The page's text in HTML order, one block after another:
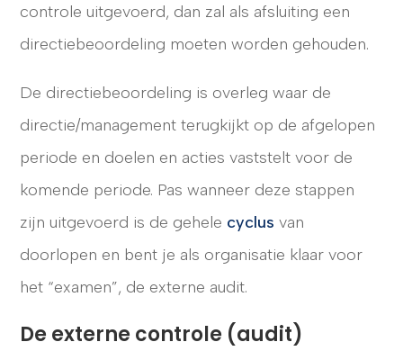
controle uitgevoerd, dan zal als afsluiting een
directiebeoordeling moeten worden gehouden.
De directiebeoordeling is overleg waar de
directie/management terugkijkt op de afgelopen
periode en doelen en acties vaststelt voor de
komende periode. Pas wanneer deze stappen
zijn uitgevoerd is de gehele cyclus van
doorlopen en bent je als organisatie klaar voor
het “examen”, de externe audit.
De externe controle (audit)